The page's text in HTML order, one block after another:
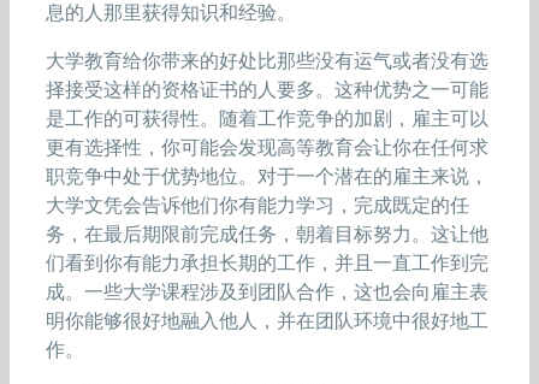
息的人那里获得知识和经验。
大学教育给你带来的好处比那些没有运气或者没有选
择接受这样的资格证书的人要多。这种优势之一可能
是工作的可获得性。随着工作竞争的加剧，雇主可以
更有选择性，你可能会发现高等教育会让你在任何求
职竞争中处于优势地位。对于一个潜在的雇主来说，
大学文凭会告诉他们你有能力学习，完成既定的任
务，在最后期限前完成任务，朝着目标努力。这让他
们看到你有能力承担长期的工作，并且一直工作到完
成。一些大学课程涉及到团队合作，这也会向雇主表
明你能够很好地融入他人，并在团队环境中很好地工
作。